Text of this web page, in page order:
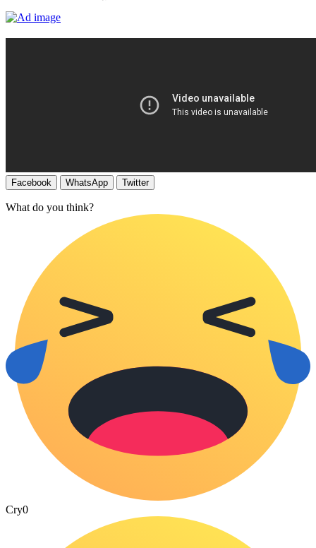
Facebook WhatsApp Twitter
What do you think?
Cry0